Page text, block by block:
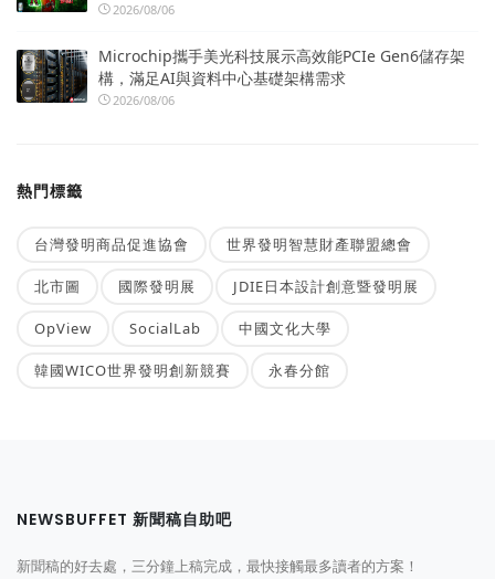
2026/08/06
Microchip攜手美光科技展示高效能PCIe Gen6儲存架
構，滿足AI與資料中心基礎架構需求
2026/08/06
熱門標籤
台灣發明商品促進協會 世界發明智慧財產聯盟總會
北市圖 國際發明展 JDIE日本設計創意暨發明展
OpView SocialLab 中國文化大學
韓國WICO世界發明創新競賽 永春分館
NEWSBUFFET 新聞稿自助吧
新聞稿的好去處，三分鐘上稿完成，最快接觸最多讀者的方案！